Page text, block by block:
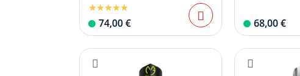
74,00 € 68,00 €